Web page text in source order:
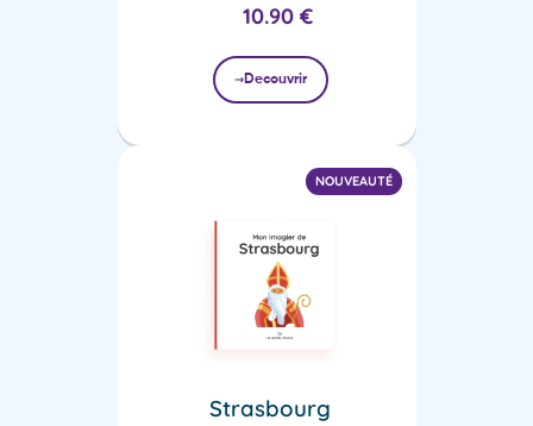
10.90 €
Decouvrir
NOUVEAUTÉ
Strasbourg